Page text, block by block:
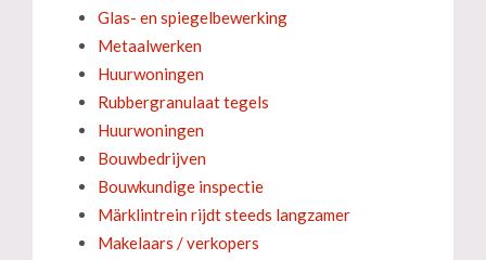
Glas- en spiegelbewerking
Metaalwerken
Huurwoningen
Rubbergranulaat tegels
Huurwoningen
Bouwbedrijven
Bouwkundige inspectie
Märklintrein rijdt steeds langzamer
Makelaars / verkopers